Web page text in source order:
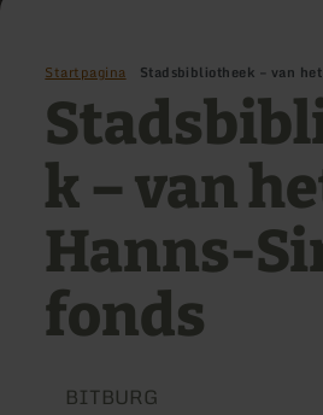
Startpagina Stadsbibliotheek – van
k – van
Hanns-
fonds
BITBURG